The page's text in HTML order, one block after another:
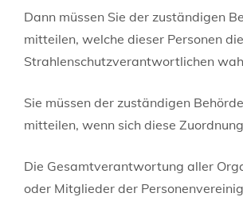
Dann müssen Sie der zuständigen
mitteilen, welche dieser Personen
Strahlenschutzverantwortlichen
Sie müssen der zuständigen
mitteilen, wenn sich diese
Die Gesamtverantwortung aller
oder Mitglieder der